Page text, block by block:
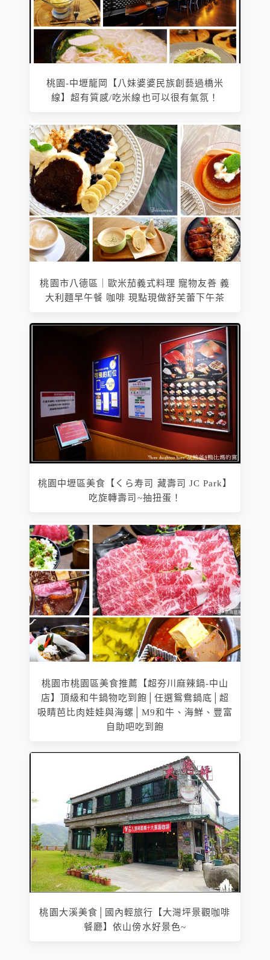
桃園-中壢龍岡【八妹婆婆民族創藝過橋米
線】超有質感/吃米線也可以很有氣氛！
桃園市八德區｜歐米茄義式料理 寵物友善 義
大利麵早午餐 咖啡 現點現做舒芙蕾下午茶
桃園中壢區美食【くら寿司 藏壽司 JC Park】
吃旋轉壽司~抽扭蛋！
桃園市桃園區美食推薦【超夯川麻辣鍋-中山
店】頂級和牛鍋物吃到飽│任選鴛鴦鍋底│超
吸睛芭比肉娃娃與海螺│M9和牛、海鮮、豐富
自助吧吃到飽
桃園大溪美食│國內輕旅行【大灣坪景觀咖啡
餐廳】依山傍水好景色~